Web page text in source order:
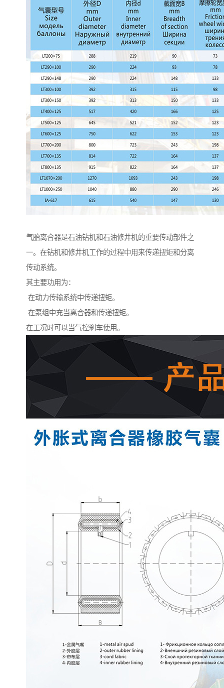
气胎离合器是石油钻机和石油修井机的重要传动部件之
一。在钻机和修井机工作的过程中用来传递扭矩和分离
传动系统。
其主要功用为：
在动力传输系统中传递扭矩。
在泵组中充当离合器和传递扭矩。
在工况时可以当气控刹车使用。